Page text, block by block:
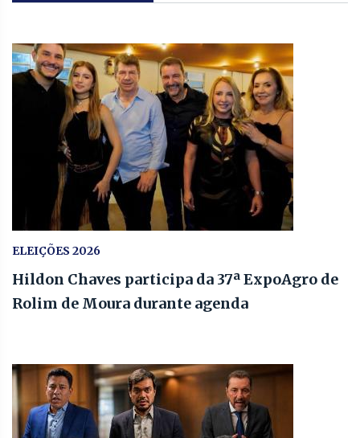
ELEIÇÕES 2026
Hildon Chaves participa da 37ª ExpoAgro de
Rolim de Moura durante agenda